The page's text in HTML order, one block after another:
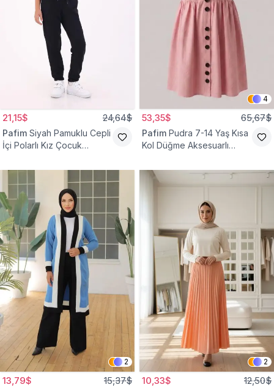
21,15$ 24,64$
Pafim Siyah Pamuklu Cepli
İçi Polarlı Kız Çocuk
4
53,35$ 65,67$
Pafim Pudra 7-14 Yaş Kısa
Kol Düğme Aksesuarlı
2
13,79$ 15,37$
2
10,33$ 12,50$